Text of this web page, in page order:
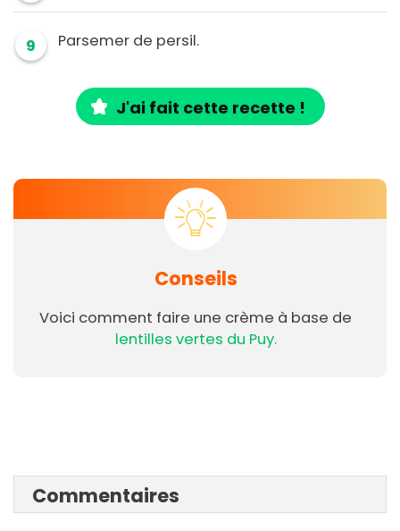
9 Parsemer de persil.
J'ai fait cette recette !
Conseils
Voici comment faire une crème à base de
lentilles vertes du Puy.
Commentaires